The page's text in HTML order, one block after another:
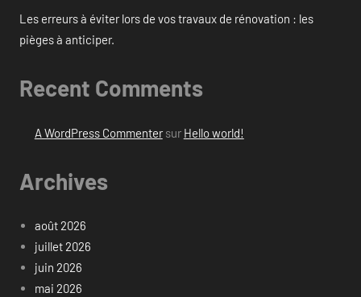
Les erreurs à éviter lors de vos travaux de rénovation : les
pièges à anticiper.
Recent Comments
A WordPress Commentersur Hello world!
Archives
août 2026
juillet 2026
juin 2026
mai 2026